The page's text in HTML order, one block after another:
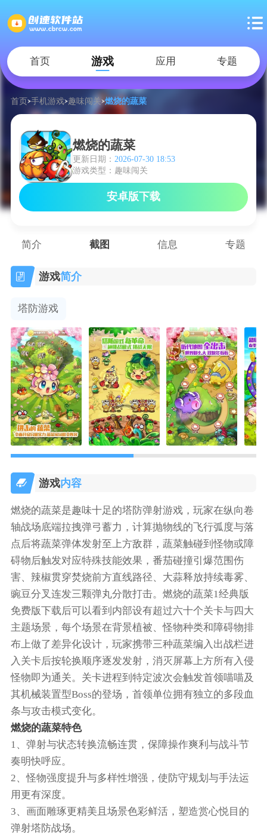
首页 游戏 应用 专题
首页 手机游戏 趣味闯关 燃烧的蔬菜
燃烧的蔬菜
更新日期： 2026-07-30 18:53
游戏类型：趣味闯关
安卓版下载
简介 截图 信息 专题
游戏简介
塔防游戏
游戏内容
燃烧的蔬菜是趣味十足的塔防弹射游戏，玩家在纵向卷
轴战场底端拉拽弹弓蓄力，计算抛物线的飞行弧度与落
点后将蔬菜弹体发射至上方敌群，蔬菜触碰到怪物或障
碍物后触发对应特殊技能效果，番茄碰撞引爆范围伤
害、辣椒贯穿焚烧前方直线路径、大蒜释放持续毒雾、
豌豆分叉连发三颗弹丸分散打击。燃烧的蔬菜1经典版
免费版下载后可以看到内部设有超过六十个关卡与四大
主题场景，每个场景在背景植被、怪物种类和障碍物排
布上做了差异化设计，玩家携带三种蔬菜编入出战栏进
入关卡后按轮换顺序逐发发射，消灭屏幕上方所有入侵
怪物即为通关。关卡进程到特定波次会触发首领喵喵及
其机械装置型Boss的登场，首领单位拥有独立的多段血
条与攻击模式变化。
燃烧的蔬菜特色
1、弹射与状态转换流畅连贯，保障操作爽利与战斗节
奏明快呼应。
2、怪物强度提升与多样性增强，使防守规划与手法运
用更有深度。
3、画面雕琢更精美且场景色彩鲜活，塑造赏心悦目的
弹射塔防战场。